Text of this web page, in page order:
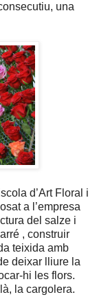
una
d’Art Floral i
a l’empresa
del salze i
, construir
teixida amb
deixar lliure la
hi les flors.
la cargolera.